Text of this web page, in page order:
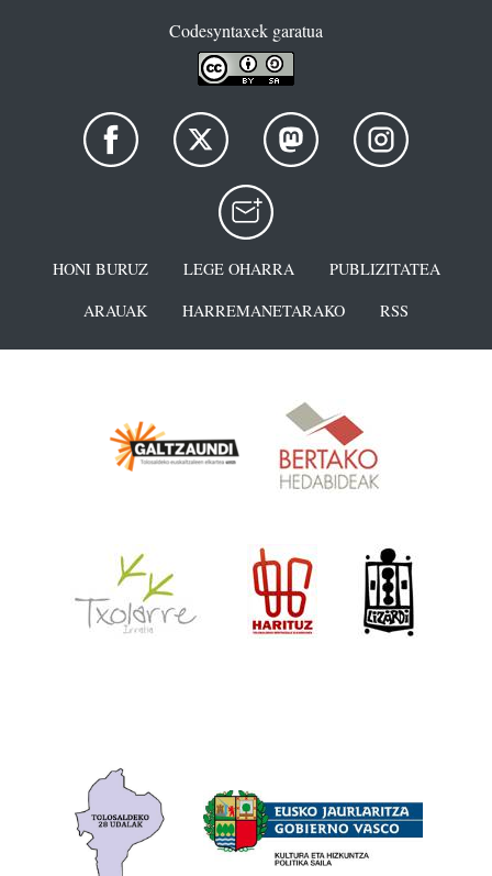
Codesyntaxek garatua
HONI BURUZ LEGE OHARRA
PUBLIZITATEA
ARAUAK
HARREMANETARAKO RSS